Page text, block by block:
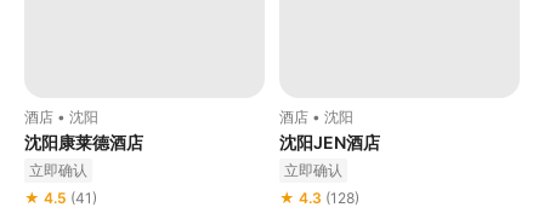
酒店 • 沈阳
沈阳康莱德酒店
立即确认
★ 4.5 (41)
酒店 • 沈阳
沈阳JEN酒店
立即确认
★ 4.3 (128)